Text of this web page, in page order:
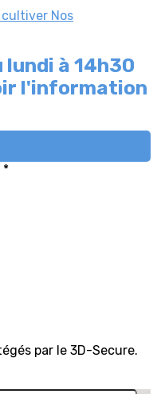
cultiver Nos
à 14h30
l'information
*
par le 3D-Secure.